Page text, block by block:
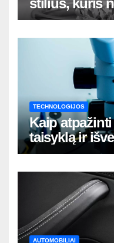
stilius, kuris
TECHNOLOGIJOS
Kaip
taisyklą ir
remonto
AUTOMOBILIAI